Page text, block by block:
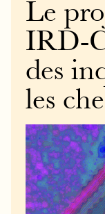
Le
IRD-
des
les